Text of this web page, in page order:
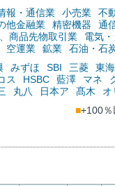
報・通信業 小売業 不
他金融業 精密機器 通
商品先物取引業 電気
空運業 鉱業
石油・石
みずほ SBI 三菱 東
ス HSBC 藍澤 マネ
丸八 日本ア 髙木 オ
■+100％